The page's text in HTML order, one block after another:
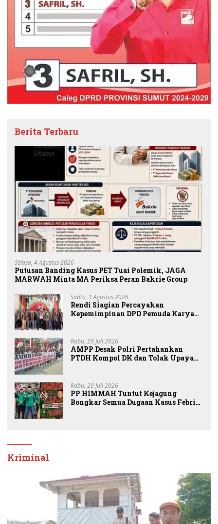
Berita Terbaru
Selasa, 4 Agustus 2026
Putusan Banding Kasus PET Tuai Polemik, JAGA
MARWAH Minta MA Periksa Peran Bakrie Group
Sabtu, 1 Agustus 2026
Rendi Siagian Percayakan
Kepemimpinan DPD Pemuda Karya
Rabu, 29 Juli 2026
AMPP Desak Polri Pertahankan
PTDH Kompol DK dan Tolak Upaya
Rabu, 29 Juli 2026
PP HIMMAH Tuntut Kejagung
Bongkar Semua Dugaan Kasus Febrie
Kriminal